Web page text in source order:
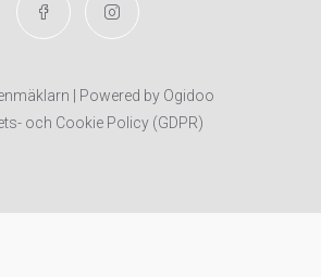
| Powered by Ogidoo
och Cookie Policy (GDPR)